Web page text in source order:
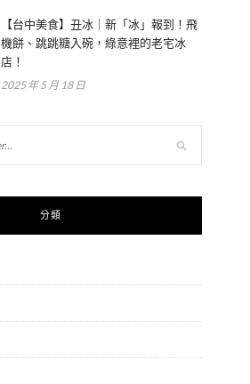
【台中美食】丑冰｜新「冰」報到！飛
機餅、跳跳糖入碗，綠意裡的老宅冰
店！
2025 年 5 月 18 日
分類